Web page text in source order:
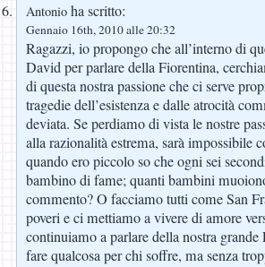
Antonio ha scritto:
Gennaio 16th, 2010 alle 20:32
Ragazzi, io propongo che all’interno di
David per parlare della Fiorentina,
di questa nostra passione che ci serve
tragedie dell’esistenza e dalle atrocità
deviata. Se perdiamo di vista le nostre
alla razionalità estrema, sarà impossibile
quando ero piccolo so che ogni sei
bambino di fame; quanti bambini
commento? O facciamo tutti come San
poveri e ci mettiamo a vivere di amore
continuiamo a parlare della nostra
fare qualcosa per chi soffre, ma senza